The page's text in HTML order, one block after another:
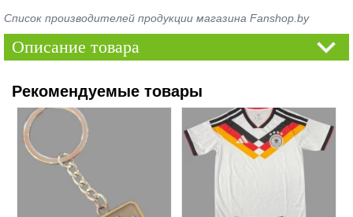
Список производителей продукции магазина Fanshop.by
Описание товара
Рекомендуемые товары